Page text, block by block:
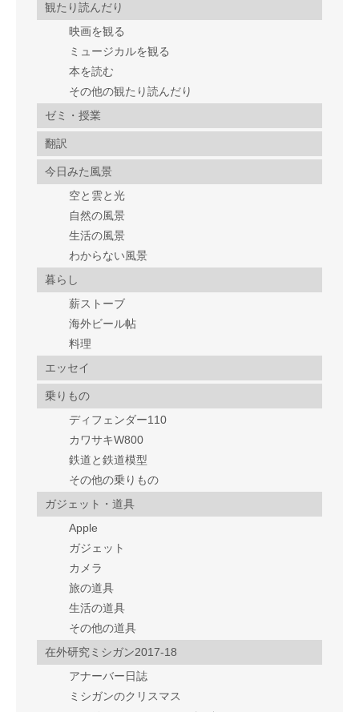
観たり読んだり
映画を観る
ミュージカルを観る
本を読む
その他の観たり読んだり
ゼミ・授業
翻訳
今日みた風景
空と雲と光
自然の風景
生活の風景
わからない風景
暮らし
薪ストーブ
海外ビール帖
料理
エッセイ
乗りもの
ディフェンダー110
カワサキW800
鉄道と鉄道模型
その他の乗りもの
ガジェット・道具
Apple
ガジェット
カメラ
旅の道具
生活の道具
その他の道具
在外研究ミシガン2017-18
アナーバー日誌
ミシガンのクリスマス